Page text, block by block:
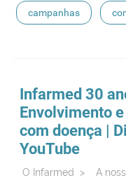
campanhas
Infarmed 30
Envolvimento
com doença |
YouTube
O Infarmed > A